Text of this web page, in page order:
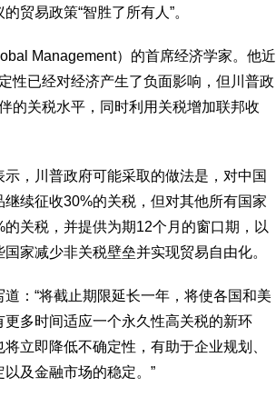
贸易政策“智胜了所有人”。
Management）的首席经济学家。他近
性已经对经济产生了负面影响，但川普政
的关税水平，同时利用关税增加联邦收
示，川普政府可能采取的做法是，对中国
继续征收30%的关税，但对其他所有国家
的关税，并提供为期12个月的窗口期，以
国家减少非关税壁垒并实现贸易自由化。
道：“将截止期限延长一年，将使各国和美
更多时间适应一个永久性高关税的新环
将立即降低不确定性，有助于企业规划、
以及金融市场的稳定。”